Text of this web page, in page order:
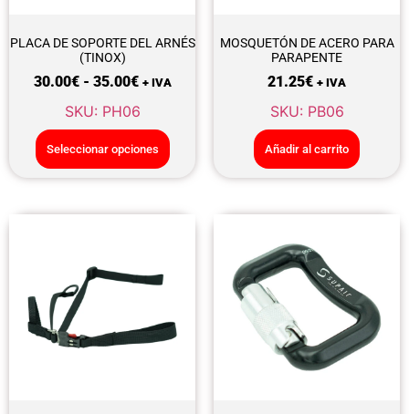
PLACA DE SOPORTE DEL ARNÉS
(TINOX)
30.00€ - 35.00€ + IVA
SKU: PH06
Seleccionar opciones
MOSQUETÓN DE ACERO PARA
PARAPENTE
21.25€ + IVA
SKU: PB06
Añadir al carrito